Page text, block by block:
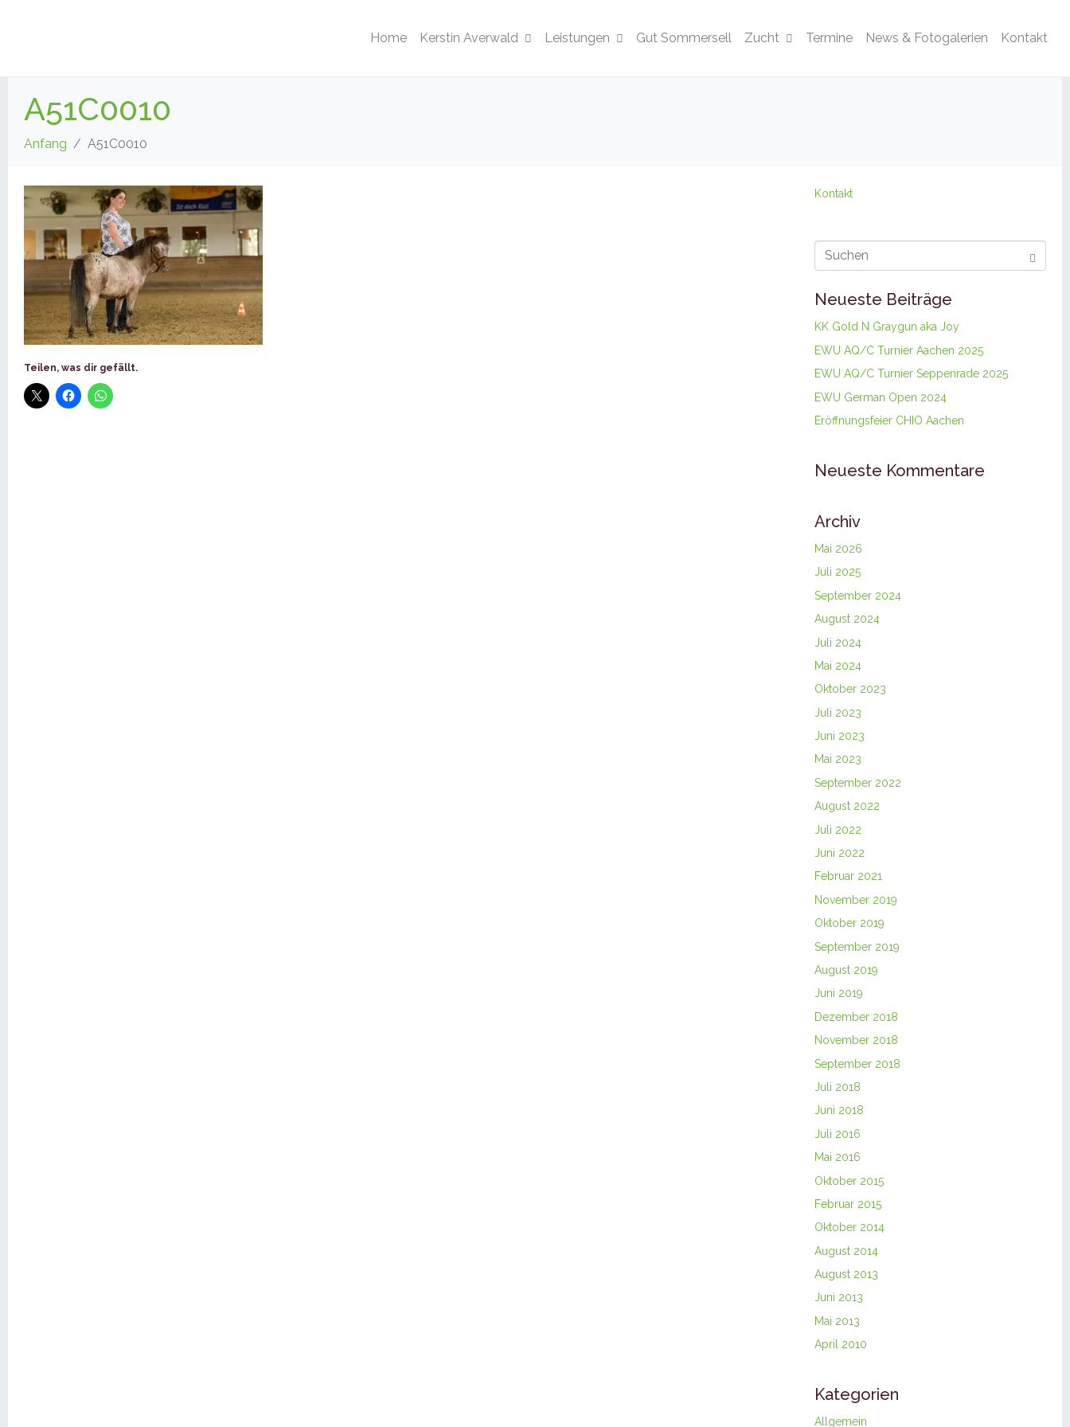
Home Kerstin Averwald Leistungen Gut Sommersell Zucht Termine News & Fotogalerien Kontakt
A51C0010
Anfang A51C0010
Teilen, was dir gefällt.
Kontakt
Neueste Beiträge
KK Gold N Graygun aka Joy
EWU AQ/C Turnier Aachen 2025
EWU AQ/C Turnier Seppenrade 2025
EWU German Open 2024
Eröffnungsfeier CHIO Aachen
Neueste Kommentare
Archiv
Mai 2026
Juli 2025
September 2024
August 2024
Juli 2024
Mai 2024
Oktober 2023
Juli 2023
Juni 2023
Mai 2023
September 2022
August 2022
Juli 2022
Juni 2022
Februar 2021
November 2019
Oktober 2019
September 2019
August 2019
Juni 2019
Dezember 2018
November 2018
September 2018
Juli 2018
Juni 2018
Juli 2016
Mai 2016
Oktober 2015
Februar 2015
Oktober 2014
August 2014
August 2013
Juni 2013
Mai 2013
April 2010
Kategorien
Allgemein